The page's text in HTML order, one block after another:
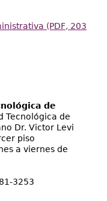
(PDF, 203
de
Tecnológica de
Dr. Victor Levi
piso
a viernes de
3253